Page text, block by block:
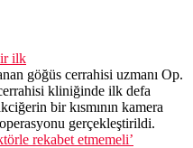
ilk
göğüs cerrahisi uzmanı Op.
kliniğinde ilk defa
bir kısmının kamera
gerçekleştirildi.